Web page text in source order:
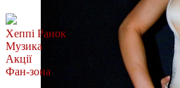
Хеппі Ранок
Музика
Акції
Фан-зона